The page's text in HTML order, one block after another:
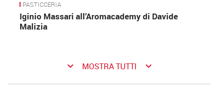
PASTICCERIA
Iginio Massari all’Aromacademy di Davide
Malizia
keyboard_arrow_down MOSTRA TUTTI keyboard_arrow_down